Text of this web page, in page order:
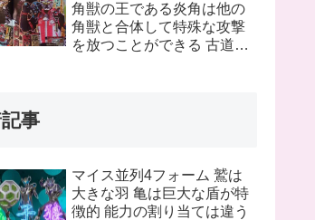
角獣の王である炎角は他の
角獣と合体して特殊な攻撃
を放つことができる 古道具
事
マイス並列4フォーム 鷲は
大きな羽 亀は巨大な盾が特
徴的 能力の割り当ては違う